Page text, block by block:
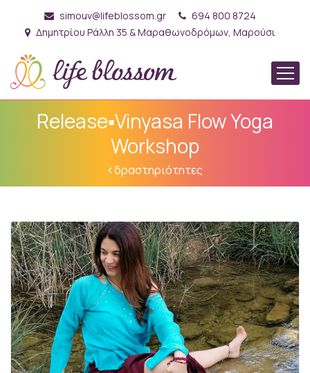
simouv@lifeblossom.gr
694 800 8724
Δημητρίου Ράλλη 35 & Μαραθωνοδρόμων, Μαρούσι
Release▪Vinyasa Flow Yoga
Workshop
δραστηριότητες